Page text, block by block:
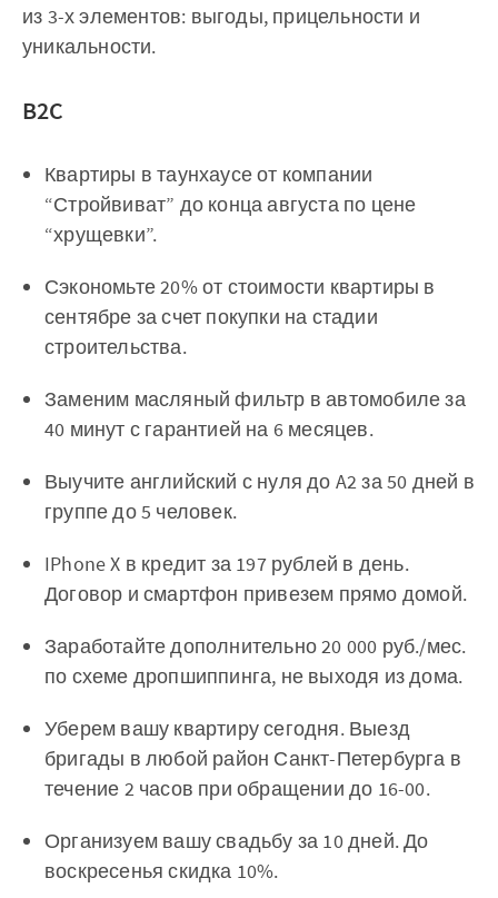
из 3-х элементов: выгоды, прицельности и
уникальности.
B2C
Квартиры в таунхаусе от компании
“Стройвиват” до конца августа по цене
“хрущевки”.
Сэкономьте 20% от стоимости квартиры в
сентябре за счет покупки на стадии
строительства.
Заменим масляный фильтр в автомобиле за
40 минут с гарантией на 6 месяцев.
Выучите английский с нуля до A2 за 50 дней в
группе до 5 человек.
IPhone X в кредит за 197 рублей в день.
Договор и смартфон привезем прямо домой.
Заработайте дополнительно 20 000 руб./мес.
по схеме дропшиппинга, не выходя из дома.
Уберем вашу квартиру сегодня. Выезд
бригады в любой район Санкт-Петербурга в
течение 2 часов при обращении до 16-00.
Организуем вашу свадьбу за 10 дней. До
воскресенья скидка 10%.